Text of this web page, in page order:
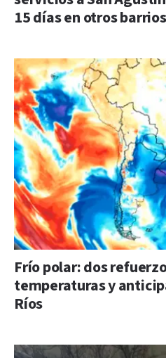
15 días en otros
Frío polar: dos
temperaturas y
Ríos